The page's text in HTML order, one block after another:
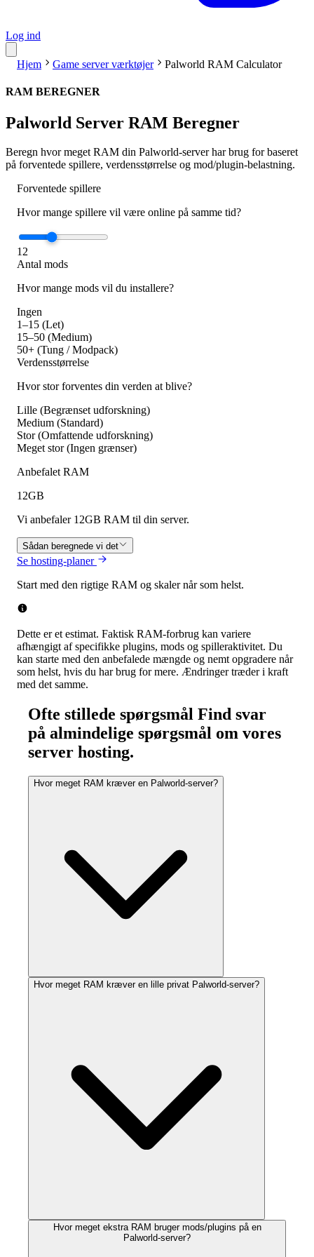
Log ind
Hjem Game server værktøjer Palworld RAM Calculator
RAM BEREGNER
Palworld Server RAM Beregner
Beregn hvor meget RAM din Palworld-server har brug for baseret
på forventede spillere, verdensstørrelse og mod/plugin-belastning.
Forventede spillere
Hvor mange spillere vil være online på samme tid?
12
Antal mods
Hvor mange mods vil du installere?
Ingen
1–15 (Let)
15–50 (Medium)
50+ (Tung / Modpack)
Verdensstørrelse
Hvor stor forventes din verden at blive?
Lille (Begrænset udforskning)
Medium (Standard)
Stor (Omfattende udforskning)
Meget stor (Ingen grænser)
Anbefalet RAM
12GB
Vi anbefaler 12GB RAM til din server.
Sådan beregnede vi det
Se hosting-planer
Start med den rigtige RAM og skaler når som helst.
Dette er et estimat. Faktisk RAM-forbrug kan variere
afhængigt af specifikke plugins, mods og spilleraktivitet. Du
kan starte med den anbefalede mængde og nemt opgradere når
som helst, hvis du har brug for mere. Ændringer træder i kraft
med det samme.
Ofte stillede spørgsmål Find svar
på almindelige spørgsmål om vores
server hosting.
Hvor meget RAM kræver en Palworld-server?
Hvor meget RAM kræver en lille privat Palworld-server?
Hvor meget ekstra RAM bruger mods/plugins på en
Palworld-server?